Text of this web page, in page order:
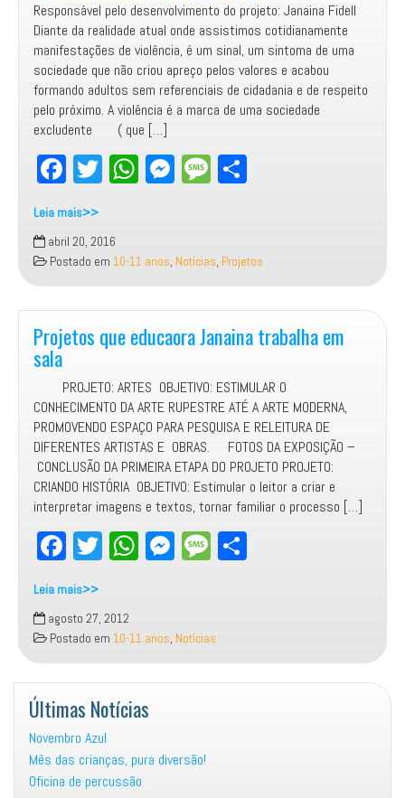
Responsável pelo desenvolvimento do projeto: Janaina Fidell
Diante da realidade atual onde assistimos cotidianamente
manifestações de violência, é um sinal, um sintoma de uma
sociedade que não criou apreço pelos valores e acabou
formando adultos sem referenciais de cidadania e de respeito
pelo próximo. A violência é a marca de uma sociedade
excludente ( que […]
Fa
ce
bo
ok
T
tt
er
W
Ap
p
M
ng
er
M
ge
Leia mais>>
PROJETO
DIVERSIDADE
E
VALORES
HUMANOS
–
FAIXA
ETÁRIA
E
11
ANOS
abril 20, 2016
Postado em 10-11 anos, Notícias, Projetos
Projetos que educaora Janaina trabalha em
sala
PROJETO: ARTES OBJETIVO: ESTIMULAR O
CONHECIMENTO DA ARTE RUPESTRE ATÉ A ARTE MODERNA,
PROMOVENDO ESPAÇO PARA PESQUISA E RELEITURA DE
DIFERENTES ARTISTAS E OBRAS. FOTOS DA EXPOSIÇÃO –
CONCLUSÃO DA PRIMEIRA ETAPA DO PROJETO PROJETO:
CRIANDO HISTÓRIA OBJETIVO: Estimular o leitor a criar e
interpretar imagens e textos, tornar familiar o processo […]
Fa
ce
bo
ok
T
tt
er
W
Ap
p
M
ng
er
M
ge
Leia mais>>
Projetos
que
educaora
Janaina
trabalha
em
agosto 27, 2012
Postado em 10-11 anos, Notícias
Últimas Notícias
Novembro Azul
Mês das crianças, pura diversão!
Oficina de percussão